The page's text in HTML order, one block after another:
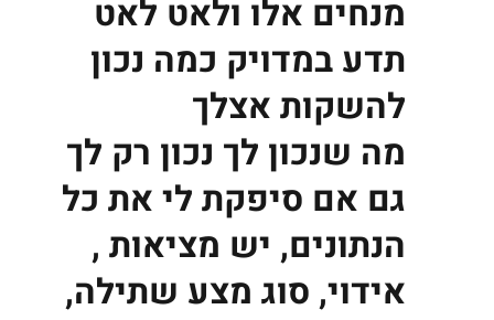
מנחים אלו ולאט לאט
תדע במדויק כמה נכון
להשקות אצלך
מה שנכון לך נכון רק לך
גם אם סיפקת לי את כל
הנתונים, יש מציאות ,
אידוי, סוג מצע שתילה,